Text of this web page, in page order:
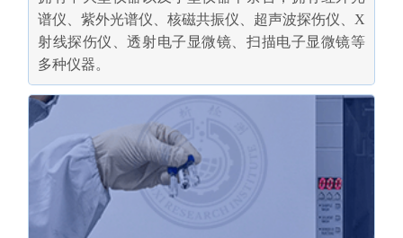
谱仪、紫外光谱仪、核磁共振仪、超声波探伤仪、X
射线探伤仪、透射电子显微镜、扫描电子显微镜等
多种仪器。